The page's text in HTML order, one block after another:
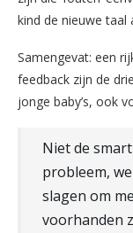
kind de nieuwe taal
Samengevat: een
feedback zijn de drie
jonge baby’s, ook
Niet de
probleem,
slagen om
voorhanden